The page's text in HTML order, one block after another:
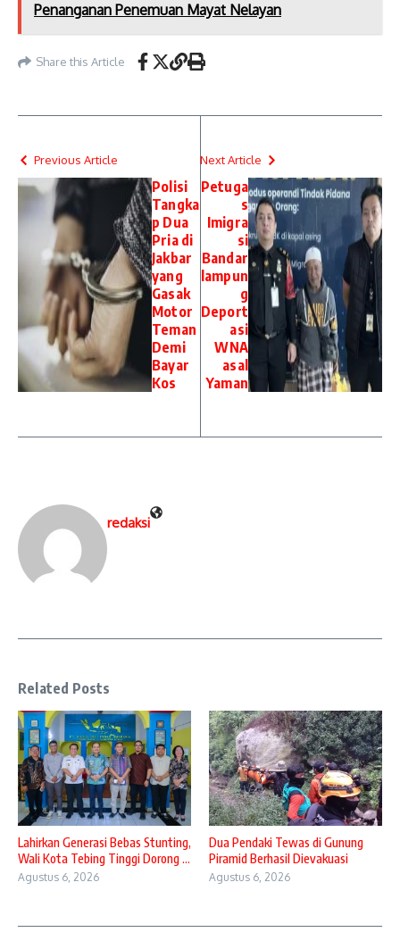
Penanganan Penemuan Mayat Nelayan
Share this Article
Previous Article
Polisi
Tangka
p Dua
Pria di
Jakbar
yang
Gasak
Motor
Teman
Demi
Bayar
Kos
Next Article
Petuga
s
Imigra
si
Bandar
lampun
g
Deport
asi
WNA
asal
Yaman
redaksi
Related Posts
Lahirkan Generasi Bebas Stunting,
Wali Kota Tebing Tinggi Dorong ...
Agustus 6, 2026
Dua Pendaki Tewas di Gunung
Piramid Berhasil Dievakuasi
Agustus 6, 2026